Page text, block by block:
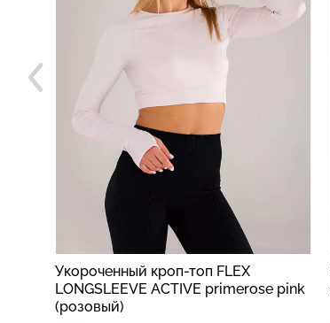
Укороченный кроп-топ FLEX
LONGSLEEVE ACTIVE primerose pink
(розовый)